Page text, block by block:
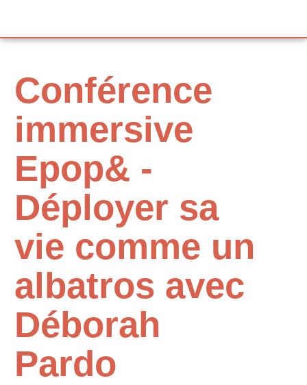
Conférence
immersive
Epop& -
Déployer sa
vie comme un
albatros avec
Déborah
Pardo